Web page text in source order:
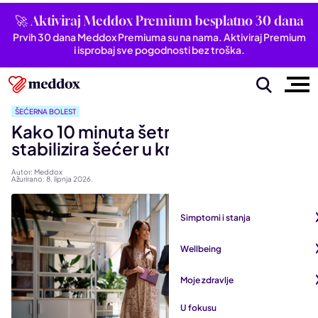
🚀 Aktiviraj Meddox Premium besplatno 30 dana
Prvih 30 dana Meddox Premiuma su na nama. Aktiviraj Premium
i isprobaj sve pogodnosti bez troška.
Simptomi i stanja
Bubrezi i mokraćni sustav
Dišni sustav
Wellbeing
Moje zdravlje
Pogledaj sve iz kategorije
U fokusu
ŠEĆERNA BOLEST
Kako 10 minuta šetnje nakon jela
stabilizira šećer u krvi?
Autor: Meddox
Ažurirano: 8. lipnja 2026.